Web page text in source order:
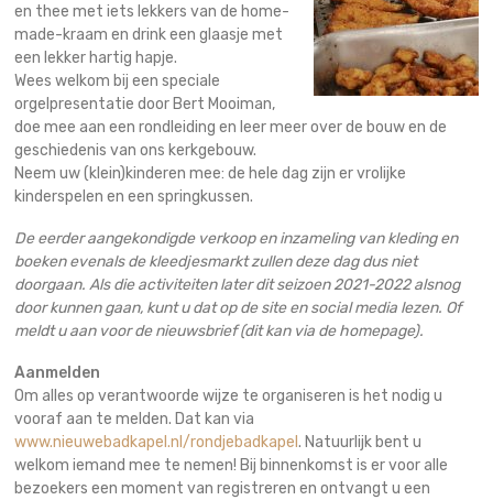
en thee met iets lekkers van de home-
made-kraam en drink een glaasje met
een lekker hartig hapje.
Wees welkom bij een speciale
orgelpresentatie door Bert Mooiman,
doe mee aan een rondleiding en leer meer over de bouw en de
geschiedenis van ons kerkgebouw.
Neem uw (klein)kinderen mee: de hele dag zijn er vrolijke
kinderspelen en een springkussen.
De eerder aangekondigde verkoop en inzameling van kleding en
boeken evenals de kleedjesmarkt zullen deze dag dus niet
doorgaan. Als die activiteiten later dit seizoen 2021-2022 alsnog
door kunnen gaan, kunt u dat op de site en social media lezen. Of
meldt u aan voor de nieuwsbrief (dit kan via de homepage).
Aanmelden
Om alles op verantwoorde wijze te organiseren is het nodig u
vooraf aan te melden. Dat kan via
www.nieuwebadkapel.nl/rondjebadkapel. Natuurlijk bent u
welkom iemand mee te nemen! Bij binnenkomst is er voor alle
bezoekers een moment van registreren en ontvangt u een